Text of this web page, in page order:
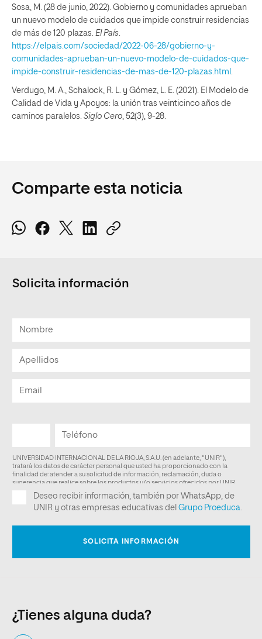
Sosa, M. (28 de junio, 2022). Gobierno y comunidades aprueban
un nuevo modelo de cuidados que impide construir residencias
de más de 120 plazas. El País
https://elpais.com/sociedad/2022-06-28/gobierno-y-
comunidades-aprueban-un-nuevo-modelo-de-cuidados-que-
impide-construir-residencias-de-mas-de-120-plazas.html
Verdugo, M. A., Schalock, R. L. y Gómez, L. E. (2021). El Modelo de
Calidad de Vida y Apoyos: la unión tras veinticinco años de
caminos paralelos. Siglo Cero , 52(3), 9-28.
Comparte esta noticia
Solicita información
¿Tienes alguna duda?